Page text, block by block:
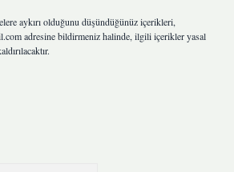
aykırı olduğunu düşündüğünüz içerikleri,
adresine bildirmeniz halinde, ilgili içerikler yasal